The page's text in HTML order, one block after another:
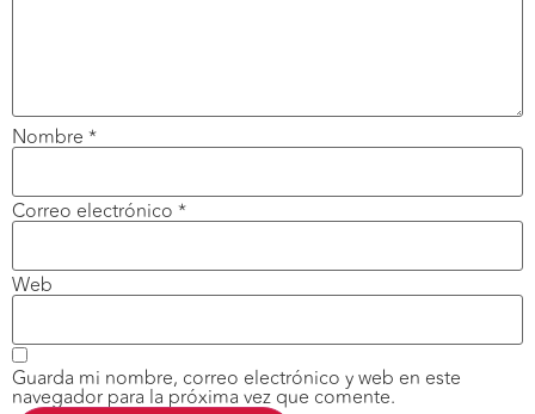
Nombre *
Correo electrónico *
Web
Guarda mi nombre, correo electrónico y web en este
navegador para la próxima vez que comente.